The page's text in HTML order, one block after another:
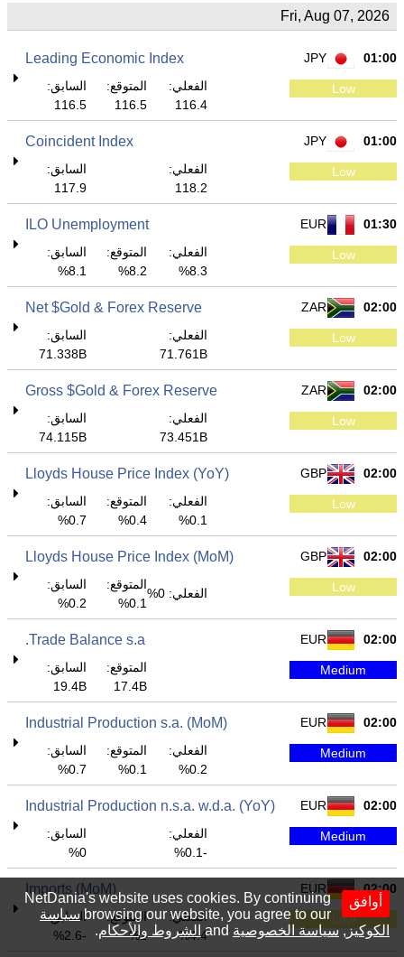
Fri, Aug 07, 2026
01:00
JPY
Leading Economic Index
Low
الفعلي:
116.4
المتوقع:
116.5
السابق:
116.5
01:00
JPY
Coincident Index
Low
الفعلي:
118.2
السابق:
117.9
01:30
EUR
ILO Unemployment
Low
الفعلي:
8.3%
المتوقع:
8.2%
السابق:
8.1%
02:00
ZAR
Net $Gold & Forex Reserve
Low
الفعلي:
71.761B
السابق:
71.338B
02:00
ZAR
Gross $Gold & Forex Reserve
Low
الفعلي:
73.451B
السابق:
74.115B
02:00
GBP
Lloyds House Price Index (YoY)
Low
الفعلي:
0.1%
المتوقع:
0.4%
السابق:
0.7%
02:00
GBP
Lloyds House Price Index (MoM)
Low الفعلي: 0%
المتوقع:
0.1%
السابق:
0.2%
02:00
EUR
Trade Balance s.a.
Medium
المتوقع:
17.4B
السابق:
19.4B
02:00
EUR
Industrial Production s.a. (MoM)
Medium
الفعلي:
0.2%
المتوقع:
0.1%
السابق:
0.7%
02:00
EUR
Industrial Production n.s.a. w.d.a. (YoY)
Medium
الفعلي:
-0.1%
السابق:
0%
02:00
EUR
Imports (MoM)
Low
الفعلي:
4.4%
المتوقع:
1%
السابق:
-2.6%
أوافق
NetDania's website uses cookies. By continuing
browsing our website, you agree to our سياسة
الكوكيز,سياسة الخصوصية الشروط والأحكام.